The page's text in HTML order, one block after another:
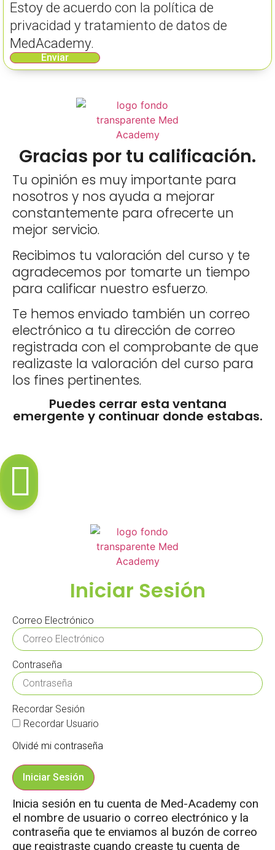
Estoy de acuerdo con la política de
privacidad y tratamiento de datos de
MedAcademy.
Enviar
Gracias por tu calificación.
Tu opinión es muy importante para
nosotros y nos ayuda a mejorar
constantemente para ofrecerte un
mejor servicio.
Recibimos tu valoración del curso y te
agradecemos por tomarte un tiempo
para calificar nuestro esfuerzo.
Te hemos enviado también un correo
electrónico a tu dirección de correo
registrada con el comprobante de que
realizaste la valoración del curso para
los fines pertinentes.
Puedes cerrar esta ventana
emergente y continuar donde estabas.
Iniciar Sesión
Correo Electrónico
Contraseña
Recordar Sesión
Recordar Usuario
Olvidé mi contraseña
Iniciar Sesión
Inicia sesión en tu cuenta de Med-Academy con
el nombre de usuario o correo electrónico y la
contraseña que te enviamos al buzón de correo
que registraste cuando creaste tu cuenta de